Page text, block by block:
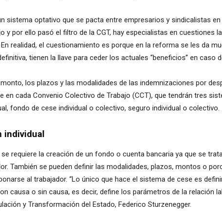
sistema optativo que se pacta entre empresarios y sindicalistas
y por ello pasó el filtro de la CGT, hay especialistas en cuestiones
realidad, el cuestionamiento es porque en la reforma se les da
tienen la llave para ceder los actuales “beneficios” en caso
los plazos y las modalidades de las indemnizaciones por
en cada Convenio Colectivo de Trabajo (CCT), que tendrán tres
fondo de cese individual o colectivo, seguro individual o colectivo.
individual
requiere la creación de un fondo o cuenta bancaria ya que se
También se pueden definir las modalidades, plazos, montos o
al trabajador. “Lo único que hace el sistema de cese es
causa o sin causa, es decir, define los parámetros de la relación
y Transformación del Estado, Federico Sturzenegger.